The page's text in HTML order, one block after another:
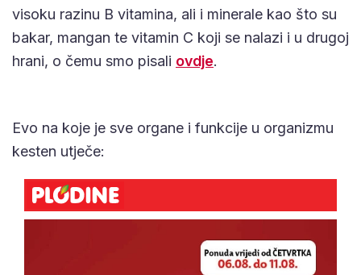
visoku razinu B vitamina, ali i minerale kao što su
bakar, mangan te vitamin C koji se nalazi i u drugoj
hrani, o čemu smo pisali ovdje.
Evo na koje je sve organe i funkcije u organizmu
kesten utječe: